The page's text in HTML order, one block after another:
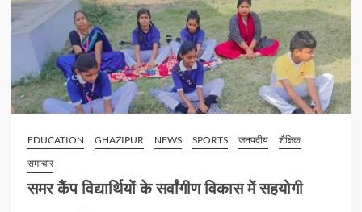
EDUCATION GHAZIPUR NEWS SPORTS जनपदीय
शैक्षिक
समाचार
समर कैंप विद्यार्थियों के सर्वांगीण विकास में सहयोगी